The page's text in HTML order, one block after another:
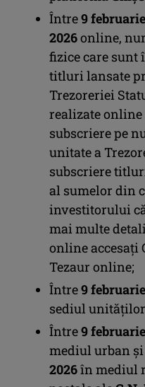
Între9
2026online,
fizice care
titluri lansate
Trezoreriei
realizate online
subscriere pe
unitate a
subscriere
al sumelor din
investitorului
mai multe
online accesați
Tezaur online;
Între9
sediul unităților
Între9
mediul urban și
2026în mediul